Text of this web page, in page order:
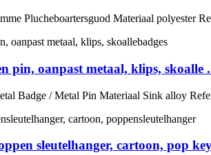
Plucheboartersguod Materiaal polyester
pin, oanpast metaal, klips, skoalle
Badge / Metal Pin Materiaal Sink alloy
sleutelhanger, cartoon, pop